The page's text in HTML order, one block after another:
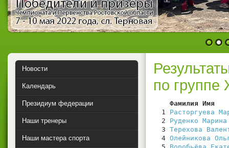
1 2
по группе
Фамилия Имя
  1
Расторгуева
  2
Руденко Марина
  3
Терехова
  4
Олейникова
Новости
Календарь
Президиум федерации
Наши тренеры
Наши мастера спорта